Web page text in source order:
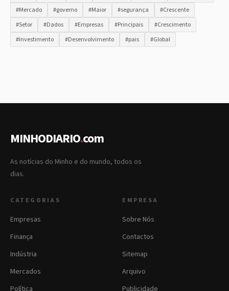
#Mercado
#governo #Maior #segurança
#Crescente
#Setor
#Dados #Empresas #Principais
#Crescimento
#Investimento
#Desenvolvimento #pais #Global
MINHODIARIO.com
As notícias do Minho e do mundo, todos os
dias.
CATEGORIAS
Empresas
Finança
Indústria
Mercados
Política
EMPRESA
Sobre Nós
Contactos
Sitemap
Arquivo
Publicidade